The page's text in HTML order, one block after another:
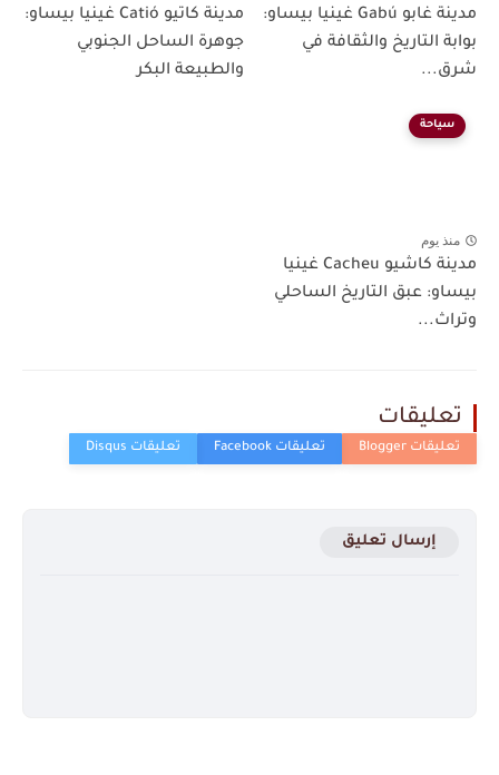
مدينة غابو Gabú غينيا بيساو:
بوابة التاريخ والثقافة في
شرق...
مدينة كاتيو Catió غينيا بيساو:
جوهرة الساحل الجنوبي
والطبيعة البكر
سياحة
منذ يوم
مدينة كاشيو Cacheu غينيا
بيساو: عبق التاريخ الساحلي
وتراث...
تعليقات
إرسال تعليق